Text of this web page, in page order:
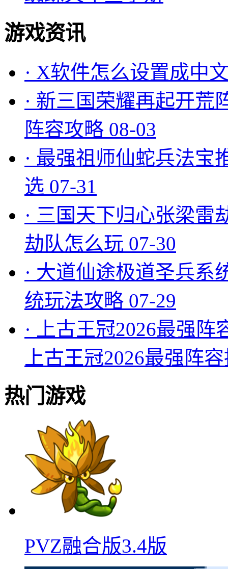
游戏资讯
· X软件怎么设置成中
· 新三国荣耀再起开荒
阵容攻略 08-03
· 最强祖师仙蛇兵法宝
选 07-31
· 三国天下归心张梁雷
劫队怎么玩 07-30
· 大道仙途极道圣兵系
统玩法攻略 07-29
·
上古王冠2026最强
上古王冠2026最强阵
热门游戏
PVZ融合版3.4版